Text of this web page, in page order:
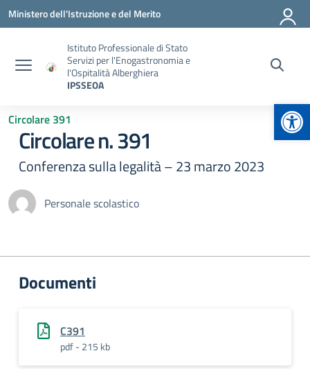
Vai ai contenuti
Vai al menu di navigazione
Vai al footer
Ministero dell'Istruzione e del Merito
Istituto Professionale di Stato
Servizi per l'Enogastronomia e
l'Ospitalità Alberghiera
IPSSEOA
Circolare 391
Circolare n. 391
Conferenza sulla legalità – 23 marzo 2023
Personale scolastico
Documenti
C391
pdf - 215 kb